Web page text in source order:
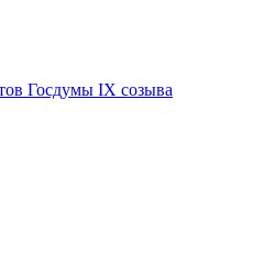
Госдумы IX созыва